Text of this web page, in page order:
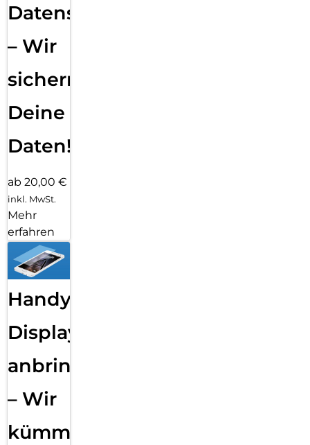
Datensicherung
– Wir
sichern
Deine
Daten!
ab 20,00 €
inkl. MwSt.
Mehr
erfahren
Handy
Displayfolie
anbringen
– Wir
kümmern